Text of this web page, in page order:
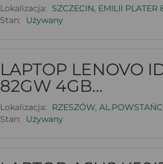
Lokalizacja:
SZCZECIN, EMILII PLATER
Stan:
Używany
LAPTOP LENOVO
82GW 4GB...
Lokalizacja:
RZESZÓW,
Stan:
Używany